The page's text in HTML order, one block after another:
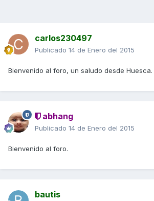
carlos230497
Publicado 14 de Enero del 2015
Bienvenido al foro, un saludo desde Huesca.
abhang
Publicado 14 de Enero del 2015
Bienvenido al foro.
bautis